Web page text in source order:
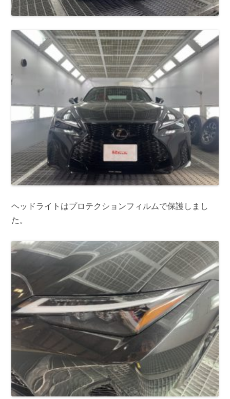
ヘッドライトはプロテクションフィルムで保護しまし
た。